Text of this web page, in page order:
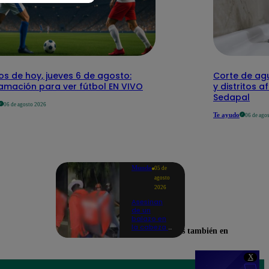
X
de hoy, jueves 6 de agosto:
para ver fútbol EN VIVO
06 de agosto 2026
Corte de
y distritos
Sedapal
Te ayudo 06 de
Mundo 05 de
agosto
2026
Asesinan
de un
balazo en
la cabeza a
en vivo
Encuéntranos también en